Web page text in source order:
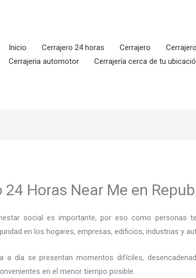
Inicio
Cerrajero 24 horas Cerrajero
Cerrajeria automotor
Cerrajería cerca de tu
24 Horas Near Me en
social es importante, por eso como personas
en los hogares, empresas, edificios, industrias y
a día se presentan momentos difíciles,
en el menor tiempo posible.